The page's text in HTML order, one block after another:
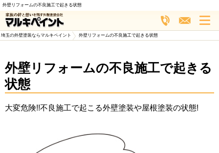
外壁リフォームの不良施工で起きる状態
埼玉の外壁塗装ならマルキペイント > 外壁リフォームの不良施工で起きる状態
外壁リフォームの不良施工で起きる
状態
大変危険!!不良施工で起こる外壁塗装や屋根塗装の状態!